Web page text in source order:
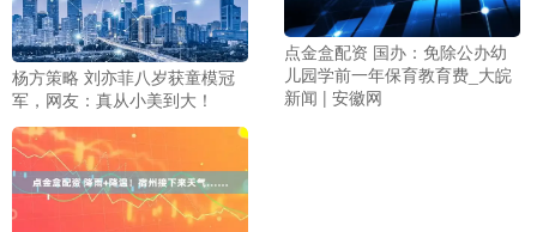
杨方策略 刘亦菲八岁获童模冠
军，网友：真从小美到大！
点金盒配资 国办：免除公办幼
儿园学前一年保育教育费_大皖
新闻 | 安徽网